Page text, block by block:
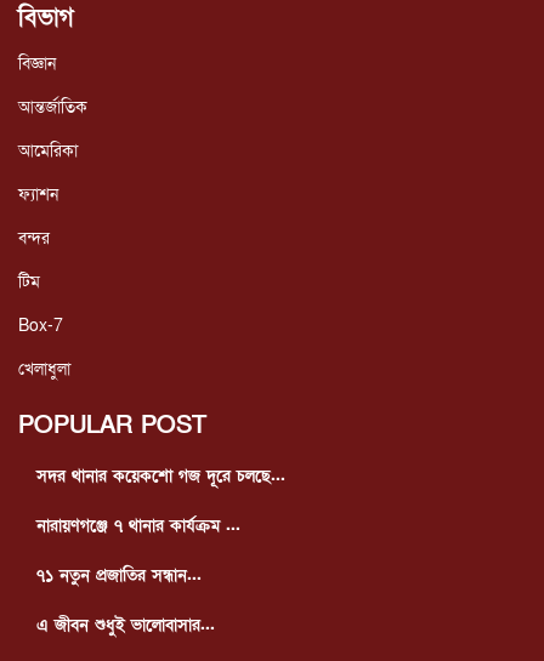
বিভাগ
বিজ্ঞান
আন্তর্জাতিক
আমেরিকা
ফ্যাশন
বন্দর
টিম
Box-7
খেলাধুলা
POPULAR POST
সদর থানার কয়েকশো গজ দূরে চলছে...
নারায়ণগঞ্জে ৭ থানার কার্যক্রম ...
৭১ নতুন প্রজাতির সন্ধান...
এ জীবন শুধুই ভালোবাসার...